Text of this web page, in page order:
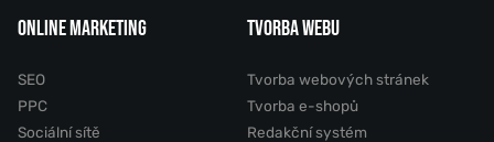
ONLINE MARKETING
SEO
PPC
Sociální sítě
TVORBA WEBU
Tvorba webových stránek
Tvorba e-shopů
Redakční systém